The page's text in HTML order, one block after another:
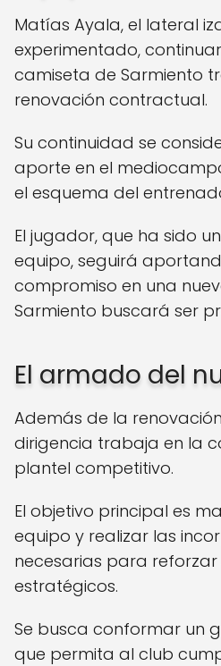
Matías Ayala, el lateral
experimentado,
camiseta de Sarmiento
renovación contractual.
Su continuidad se
aporte en el
el esquema del
El jugador, que ha sido
equipo, seguirá
compromiso en una
Sarmiento buscará ser
El armado del
Además de la
dirigencia trabaja en la
plantel competitivo.
El objetivo principal es
equipo y realizar las
necesarias para reforzar
estratégicos.
Se busca conformar un
que permita al club